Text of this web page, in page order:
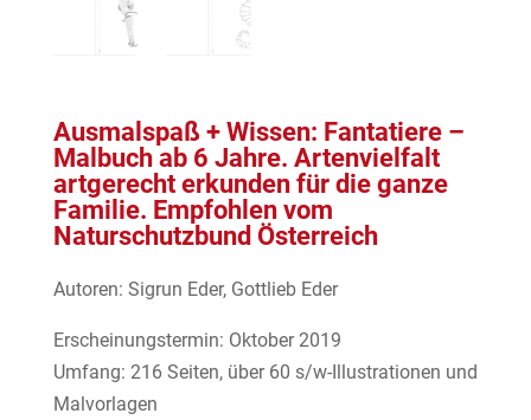
Ausmalspaß + Wissen: Fantatiere –
Malbuch ab 6 Jahre. Artenvielfalt
artgerecht erkunden für die ganze
Familie. Empfohlen vom
Naturschutzbund Österreich
Autoren: Sigrun Eder, Gottlieb Eder
Erscheinungstermin: Oktober 2019
Umfang: 216 Seiten, über 60 s/w-Illustrationen und
Malvorlagen